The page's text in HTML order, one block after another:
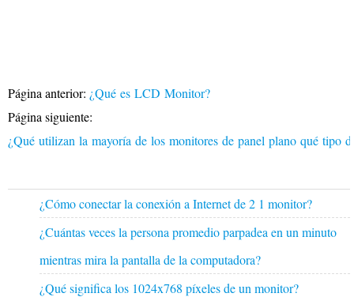
Página anterior: ¿Qué es LCD Monitor?
Página siguiente:
¿Qué utilizan la mayoría de los monitores de panel plano qué tipo
¿Cómo conectar la conexión a Internet de 2 1 monitor?
¿Cuántas veces la persona promedio parpadea en un minuto
mientras mira la pantalla de la computadora?
¿Qué significa los 1024x768 píxeles de un monitor?